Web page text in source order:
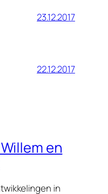
23.12.2017
22.12.2017
en
in